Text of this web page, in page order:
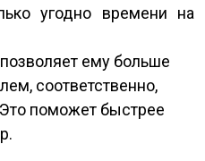
угодно времени на
ему больше
соответственно,
поможет быстрее